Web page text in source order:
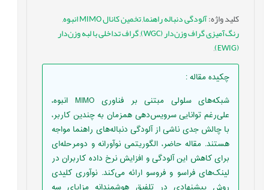
کلید واژه:آلودگی دنباله راهنما,تخمین کانال MIMO انبوه
,
رنگ‌آمیزی گراف وزن‌دار (WGC)
گراف تداخلی با لبه وزن‌دار
چکیده مقاله:
شبکه‌های سلولی مبتنی بر فناوری MIMO انبوه،
علی‌رغم توانایی سرویس‌دهی همزمان به چندین کاربر،
با چالش جدی ناشی از آلودگی دنباله‌های راهنما مواجه
هستند. مقاله حاضر، الگوریتمی نوآورانه و دومرحله‌ای
برای کاهش این آلودگی و افزایش نرخ داده کاربران در
لینک‌های فراسو و فروسو ارائه می‌کند. نوآوری کلیدی